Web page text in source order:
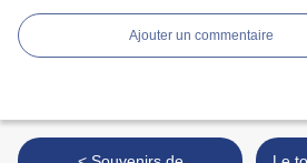
Ajouter un commentaire